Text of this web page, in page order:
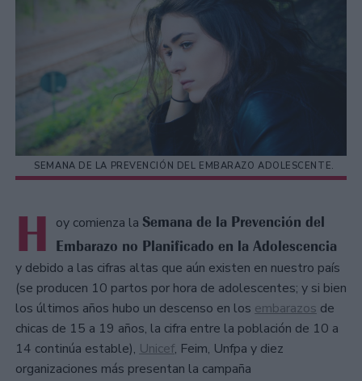
SEMANA DE LA PREVENCIÓN DEL EMBARAZO ADOLESCENTE.
H oy comienza la Semana de la Prevención del
Embarazo no Planificado en la Adolescencia
y debido a las cifras altas que aún existen en nuestro país
(se producen 10 partos por hora de adolescentes; y si bien
los últimos años hubo un descenso en los embarazos de
chicas de 15 a 19 años, la cifra entre la población de 10 a
14 continúa estable), Unicef, Feim, Unfpa y diez
organizaciones más presentan la campaña